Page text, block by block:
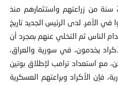
-في العراق وسورية- بعد 25 سنة من زراعتهم واستثمارهم منذ
في الأمر. لدى الرئيس الجديد تاريخ
الناس ثم التخلي عنهم بمجرد أن
يخدمون، في سورية والعراق،
استعداد ترامب لإطلاق بوتين
فإن الأكراد وبراعتهم العسكرية